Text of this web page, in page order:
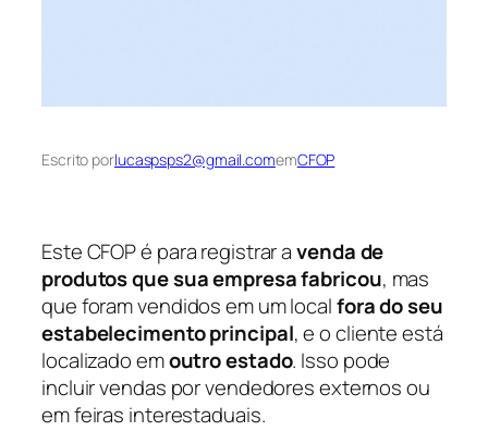
Escrito porlucaspsps2@gmail.comemCFOP
Este CFOP é para registrar avenda de
produtos que sua empresa fabricou, mas
que foram vendidos em um localfora do seu
estabelecimento principal, e o cliente está
localizado emoutro estado. Isso pode
incluir vendas por vendedores externos ou
em feiras interestaduais.